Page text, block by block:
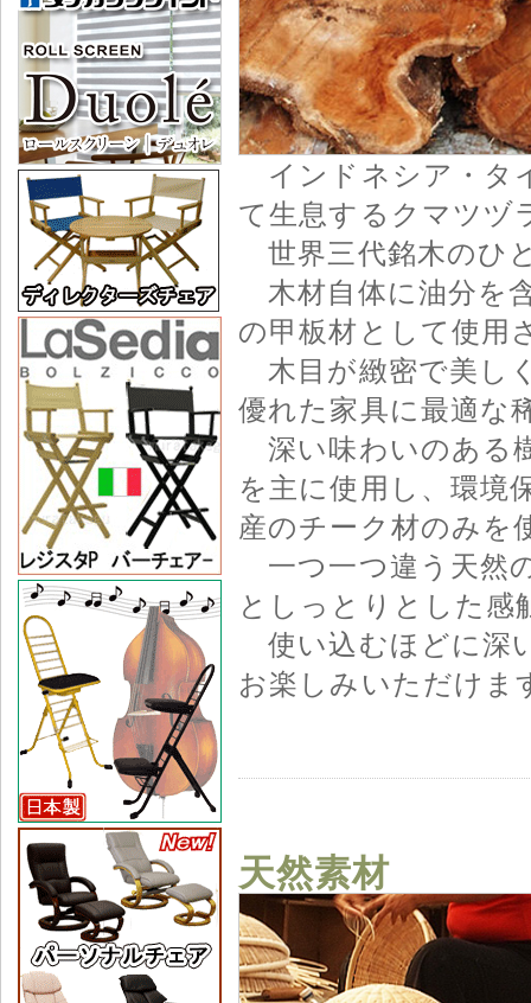
インドネシア・タ
て生息するクマツヅ
世界三代銘木のひ
木材自体に油分を
の甲板材として使用
木目が緻密で美し
優れた家具に最適な
深い味わいのある
を主に使用し、環境
産のチーク材のみを
一つ一つ違う天然
としっとりとした感
使い込むほどに深
お楽しみいただけま
天然素材